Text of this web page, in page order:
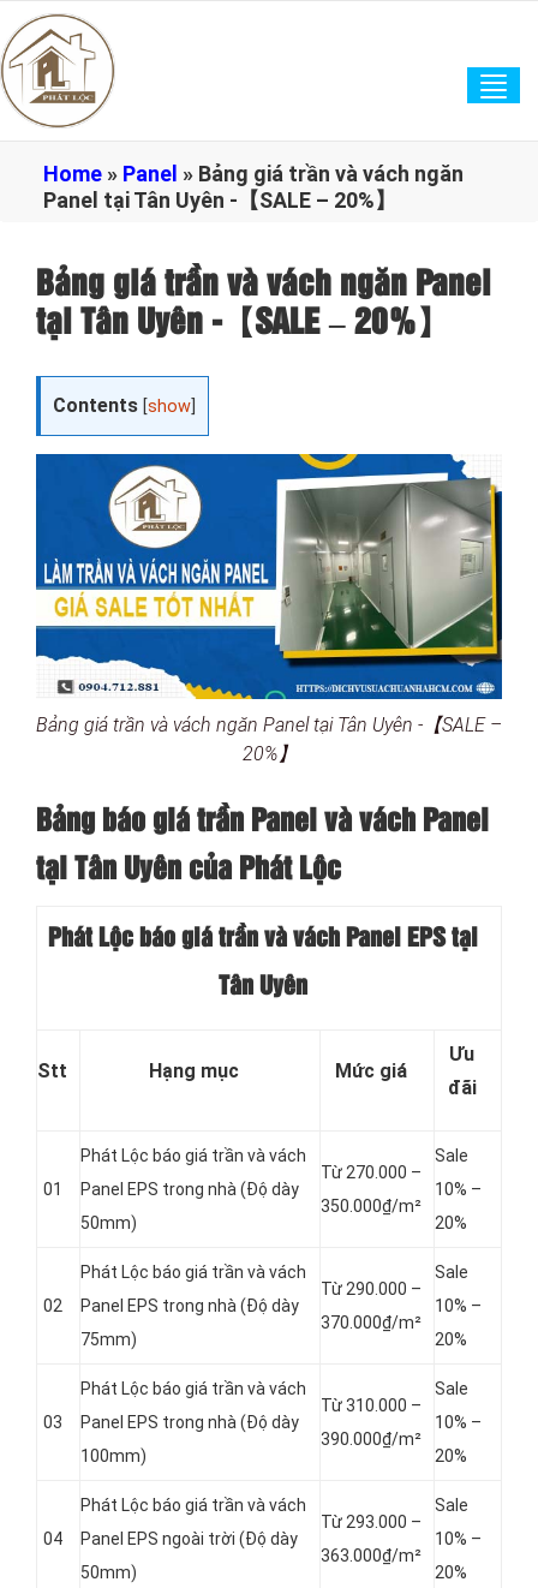
Home » Panel » Bảng giá trần và vách ngăn
Panel tại Tân Uyên -【SALE – 20%】
Bảng giá trần và vách ngăn Panel
tại Tân Uyên -【SALE – 20%】
Contents [show
Bảng giá trần và vách ngăn Panel tại Tân Uyên -【SALE –
20%】
Bảng báo giá trần Panel và vách Panel
tại Tân Uyên của Phát Lộc
Phát Lộc báo giá trần và vách Panel EPS tại
Tân Uyên
Stt Hạng mục Mức giá
Ưu
đãi
01
Phát Lộc báo giá trần và vách
Panel EPS trong nhà (Độ dày
50mm)
Từ 270.000 –
350.000₫/m²
Sale
10% –
20%
02
Phát Lộc báo giá trần và vách
Panel EPS trong nhà (Độ dày
75mm)
Từ 290.000 –
370.000₫/m²
Sale
10% –
20%
03
Phát Lộc báo giá trần và vách
Panel EPS trong nhà (Độ dày
100mm)
Từ 310.000 –
390.000₫/m²
Sale
10% –
20%
04
Phát Lộc báo giá trần và vách
Panel EPS ngoài trời (Độ dày
50mm)
Từ 293.000 –
363.000₫/m²
Sale
10% –
20%